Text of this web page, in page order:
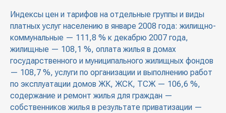
Индексы цен и тарифов на отдельные группы и виды
платных услуг населению в январе 2008 года: жилищно-
коммунальные — 111,8 % к декабрю 2007 года,
жилищные — 108,1 %, оплата жилья в домах
государственного и муниципального жилищных фондов
— 108,7 %, услуги по организации и выполнению работ
по эксплуатации домов ЖК, ЖСК, ТСЖ — 106,6 %,
содержание и ремонт жилья для граждан —
собственников жилья в результате приватизации —